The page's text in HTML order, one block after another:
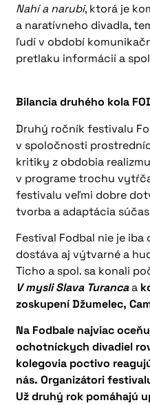
Nahí a narubi, ktorá je
a naratívneho divadla,
ľudí v období
pretlaku informácií a
Bilancia druhého kola
Druhý ročník festivalu
v spoločnosti
kritiky z obdobia
v programe trochu
festivalu veľmi dobre
tvorba a adaptácia
Festival Fodbal nie je iba
dostáva aj výtvarné a
Ticho a spol. sa konali
V mysli Slava Turancaa
zoskupení Džumelec,
Na Fodbale najviac
ochotníckych divadiel
kolegovia poctivo
nás. Organizátori
Už druhý rok pomáhajú